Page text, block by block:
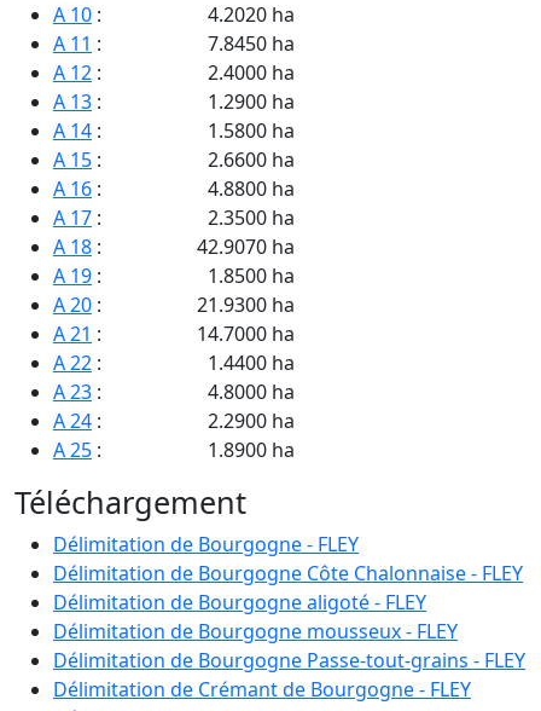
A 10 :
4.2020 ha
A 11 :
7.8450 ha
A 12 :
2.4000 ha
A 13 :
1.2900 ha
A 14 :
1.5800 ha
A 15 :
2.6600 ha
A 16 :
4.8800 ha
A 17 :
2.3500 ha
A 18 :
42.9070 ha
A 19 :
1.8500 ha
A 20 :
21.9300 ha
A 21 :
14.7000 ha
A 22 :
1.4400 ha
A 23 :
4.8000 ha
A 24 :
2.2900 ha
A 25 :
1.8900 ha
A 27:
1.8900 ha
A 28:
1.3800 ha
A 29:
10.5600 ha
A 30:
0.9700 ha
A 31:
1.3630 ha
A 32:
3.1300 ha
A 33:
2.8900 ha
Téléchargement
Délimitation de Bourgogne - FLEY
Délimitation de Bourgogne Côte Chalonnaise - FLEY
Délimitation de Bourgogne aligoté - FLEY
Délimitation de Bourgogne mousseux - FLEY
Délimitation de Bourgogne Passe-tout-grains - FLEY
Délimitation de Crémant de Bourgogne - FLEY